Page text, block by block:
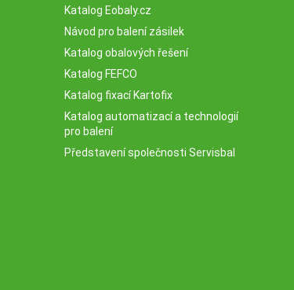
Katalog Eobaly.cz
Návod pro balení zásilek
Katalog obalových řešení
Katalog FEFCO
Katalog fixací Kartofix
Katalog automatizací a technologií
pro balení
Představení společnosti Servisbal